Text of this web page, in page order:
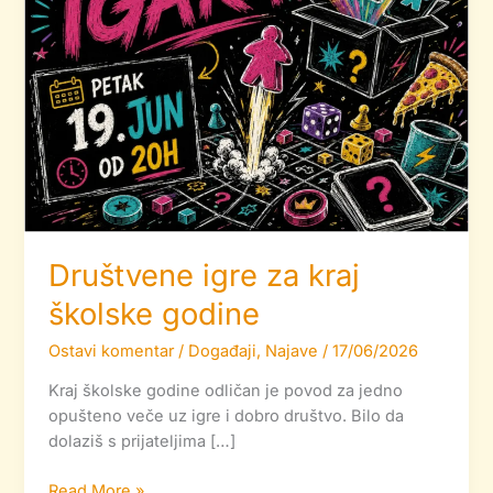
Društvene igre za kraj
školske godine
Ostavi komentar / Događaji, Najave /17/06/2026
Kraj školske godine odličan je povod za jedno
opušteno veče uz igre i dobro društvo. Bilo da
dolaziš s prijateljima […]